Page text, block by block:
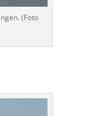
(Foto